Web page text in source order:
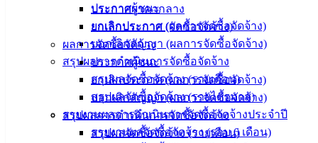
ประกาศผู้ชนะ
ยกเลิกประกาศ (ผลการจัดซื้อจัดจ้าง)
บอกเลิกสัญญา (ผลการจัดซื้อจัดจ้าง)
สรุปผลการดำเนินการจัดซื้อจัดจ้าง
สรุปผลจัดซื้อจัดจ้าง (รายเดือน)
สรุปผลจัดซื้อจัดจ้าง (รายไตรมาส)
รายงานผลการดำเนินการจัดซื้อจัดจ้างประจำปี
รายงานผลจัดซื้อจัดจ้าง (รอบ 6 เดือน)
ประกาศราคากลาง
ยกเลิกประกาศ (จัดซื้อจัดจ้าง)
ผลการจัดซื้อจัดจ้าง
ประกาศผู้ชนะ
ยกเลิกประกาศ (ผลการจัดซื้อจัดจ้าง)
บอกเลิกสัญญา (ผลการจัดซื้อจัดจ้าง)
สรุปผลการดำเนินการจัดซื้อจัดจ้าง
สรุปผลจัดซื้อจัดจ้าง (รายเดือน)
เมืองอ่าง
สำนักงาน